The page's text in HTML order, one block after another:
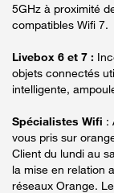
5GHz à proximité
compatibles Wifi 7.
Livebox 6 et 7 :
objets connectés
intelligente,
Spécialistes Wifi :
vous pris sur
Client du lundi au
la mise en relation
réseaux Orange.